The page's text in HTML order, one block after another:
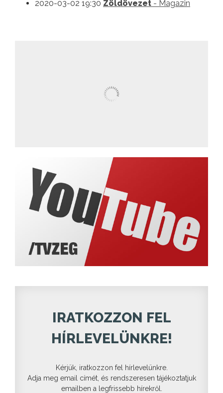
2020-03-02 19:30 Zöldövezet - Magazin
IRATKOZZON FEL
HÍRLEVELÜNKRE!
Kérjük, iratkozzon fel hírlevelünkre.
Adja meg email címét, és rendszeresen tájékoztatjuk
emailben a legfrissebb hírekről.